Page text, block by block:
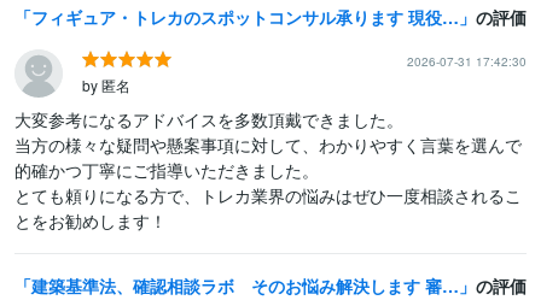
フィギュア・トレカのスポットコンサル承ります 現役経営者がリアルタイムでサポート◎ 知識0でも大歓迎！ の評価
2026-07-31 17:42:30
by 匿名
大変参考になるアドバイスを多数頂戴できました。
当方の様々な疑問や懸案事項に対して、わかりやすく言葉を選んで
的確かつ丁寧にご指導いただきました。
とても頼りになる方で、トレカ業界の悩みはぜひ一度相談されるこ
とをお勧めします！
建築基準法、確認相談ラボ そのお悩み解決します 審査機関経験者が建築基準法のご相談お受けいたします！ の評価